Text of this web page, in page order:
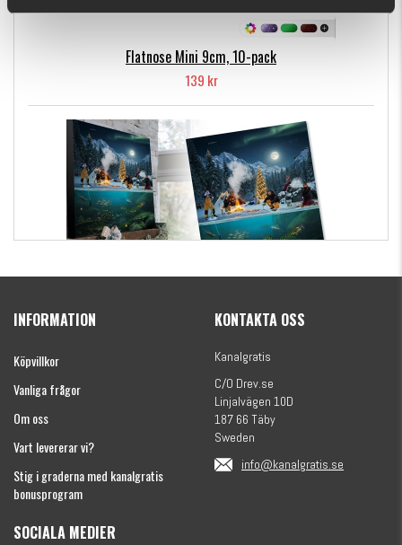
Flatnose Mini 9cm, 10-pack
139 kr
(julkalender)
INFORMATION
Köpvillkor
Vanliga frågor
Om oss
Vart levererar vi?
Stig i graderna med kanalgratis
bonusprogram
KONTAKTA OSS
Kanalgratis
C/O Drev.se
Linjalvägen 10D
187 66 Täby
Sweden
info@kanalgratis.se
SOCIALA MEDIER